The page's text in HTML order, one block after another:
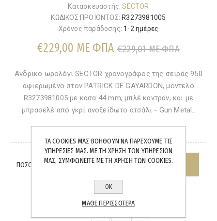
Κατασκευαστής: SECTOR
ΚΩΔΙΚΟΣ ΠΡΟΪΟΝΤΟΣ: R3273981005
Χρόνος παράδοσης: 1-2 ημέρες
€229,00 ΜΕ ΦΠΑ €229,01 ΜΕ ΦΠΑ
Ανδρικό ωρολόγι SECTOR χρονογράφος της σειράς 950
αφιερωμένο στον PATRICK DE GAYARDON, μοντελό
R3273981005 με κάσα 44 mm, μπλέ καντράν, και με
μπρασελέ από γκρί ανοξείδωτο ατσάλι - Gun Metal..
ΠΟΣΌΤΗΤΑ:
ΤΑ COOKIES ΜΑΣ ΒΟΗΘΟΎΝ ΝΑ ΠΑΡΈΧΟΥΜΕ ΤΙΣ
ΥΠΗΡΕΣΊΕΣ ΜΑΣ. ΜΕ ΤΗ ΧΡΉΣΗ ΤΩΝ ΥΠΗΡΕΣΙΏΝ
ΜΑΣ, ΣΥΜΦΩΝΕΊΤΕ ΜΕ ΤΗ ΧΡΉΣΗ ΤΩΝ COOKIES.
ΟΚ
ΜΆΘΕ ΠΕΡΙΣΣΌΤΕΡΑ